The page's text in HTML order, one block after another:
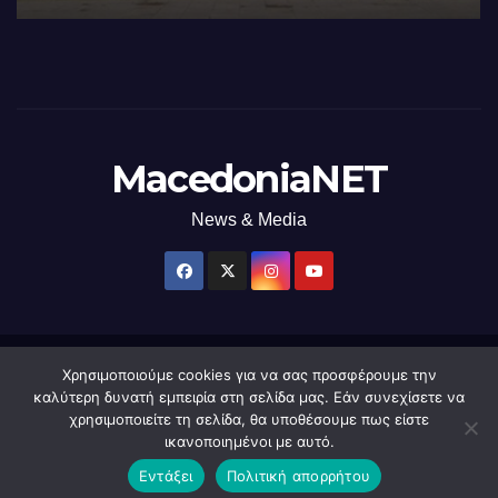
MacedoniaNET
News & Media
Δημιουργήθηκε από το digital2000 με την Υποστήριξη του WordPress
Θέμα: Newsup απόThemeansar.
macedonianetΔιαφημιστείτεΕπικοινωνίαΠολιτική Απορρήτου
Χρησιμοποιούμε cookies για να σας προσφέρουμε την
καλύτερη δυνατή εμπειρία στη σελίδα μας. Εάν συνεχίσετε να
χρησιμοποιείτε τη σελίδα, θα υποθέσουμε πως είστε
ικανοποιημένοι με αυτό.
Εντάξει
Πολιτική απορρήτου